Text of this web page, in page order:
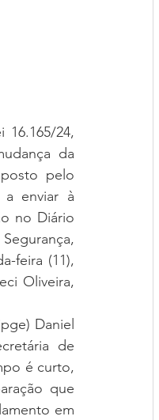
16.165/24,
da
pelo
a enviar à
no Diário
feira (11),
Oliveira,
Daniel
de
é curto,
que
em